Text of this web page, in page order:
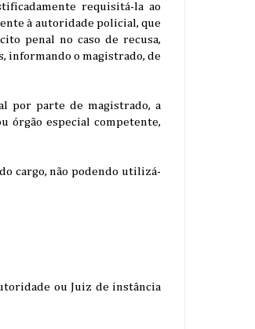
requisitá-la ao
à autoridade policial, que
penal no caso de recusa,
informando o magistrado, de
por parte de magistrado, a
órgão especial competente,
cargo, não podendo utilizá-
ou Juiz de instância